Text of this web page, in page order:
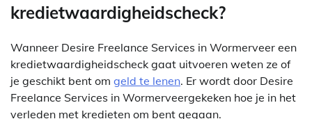
kredietwaardigheidscheck?
Wanneer Desire Freelance Services in Wormerveer een
kredietwaardigheidscheck gaat uitvoeren weten ze of
je geschikt bent om geld te lenen. Er wordt door Desire
Freelance Services in Wormerveergekeken hoe je in het
verleden met kredieten om bent gegaan.